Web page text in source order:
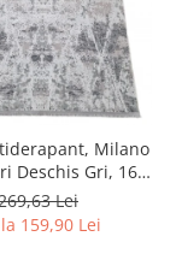
Milano
Deschis Gri, 160
Grosime 4 mm
Lei
159,90 Lei